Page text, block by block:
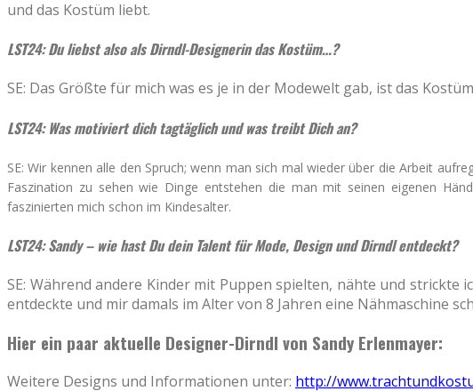
und das Kostüm liebt.
LST24: Du liebst also als Dirndl-Designerin das Kostüm…?
SE: Das Größte für mich was es je in der Modewelt gab, ist das
LST24: Was motiviert dich tagtäglich und was treibt Dich an?
SE: Wir kennen alle den Spruch; wenn man sich mal wieder über die Arbeit
Faszination zu sehen wie Dinge entstehen die man mit seinen eigenen
faszinierten mich schon im Kindesalter.
LST24: Sandy – wie hast Du dein Talent für Mode, Design und Dirndl entdeckt?
SE: Während andere Kinder mit Puppen spielten, nähte und
entdeckte und mir damals im Alter von 8 Jahren eine Nähmaschine
Hier ein paar aktuelle Designer-Dirndl von Sandy Erlenmayer:
Weitere Designs und Informationen unter: http://